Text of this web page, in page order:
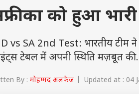
दिल्ली एनसीआर
पंजाब
एग्रीकल्चर
को हुआ
vs SA 2nd Test: भारतीय टीम ने
टेबल में अपनी स्थिति मज़बूत
By : मोहम्मद अलफैज | Updated at : 04